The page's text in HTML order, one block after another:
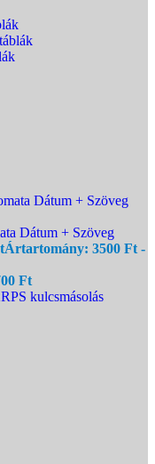
Dátum + Szöveg
Ártartomány: 3500 Ft -
Ft
kulcsmásolás